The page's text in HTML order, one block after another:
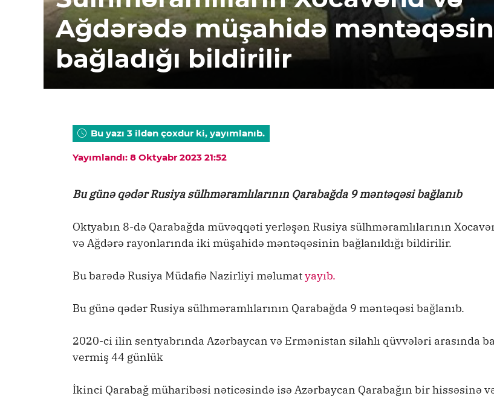
Ağdərədə müşahidə
bağladığı bildirilir
Bu yazı 3 ildən çoxdur ki, yayımlanıb.
Yayımlandı: 8 Oktyabr 2023 21:52
Bu günə qədər Rusiya sülhməramlılarının Qarabağda 9 məntəqəsi bağlanıb
Oktyabın 8-də Qarabağda müvəqqəti yerləşən Rusiya sülhməramlılarının
və Ağdərə rayonlarında iki müşahidə məntəqəsinin bağlanıldığı bildirilir.
Bu barədə Rusiya Müdafiə Nazirliyi məlumatyayıb.
Bu günə qədər Rusiya sülhməramlılarının Qarabağda 9 məntəqəsi bağlanıb.
2020-ci ilin sentyabrında Azərbaycan və Ermənistan silahlı qüvvələri arasında
vermiş 44 günlük
İkinci Qarabağ müharibəsi nəticəsində isə Azərbaycan Qarabağın bir hissəsinə